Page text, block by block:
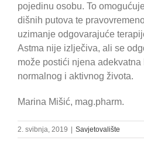
pojedinu osobu. To
dišnih putova te
uzimanje odgovarajuće
Astma nije izlječiva, ali se
može postići njena
normalnog i aktivnog života.
Marina Mišić, mag.pharm.
2. svibnja, 2019 | Savjetovalište